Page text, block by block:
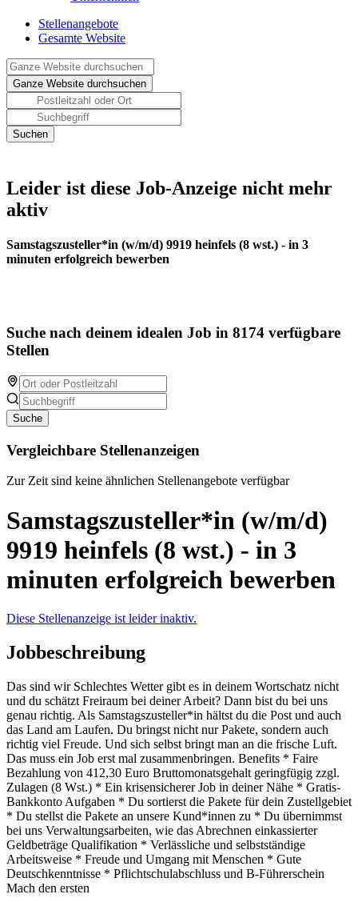
Stellenangebote
Gesamte Website
Leider ist diese Job-Anzeige nicht mehr
aktiv
Samstagszusteller*in (w/m/d) 9919 heinfels (8 wst.) - in 3
minuten erfolgreich bewerben
Suche nach deinem idealen Job in 8174 verfügbare
Stellen
Suche
Vergleichbare Stellenanzeigen
Zur Zeit sind keine ähnlichen Stellenangebote verfügbar
Samstagszusteller*in (w/m/d)
9919 heinfels (8 wst.) - in 3
minuten erfolgreich bewerben
Diese Stellenanzeige ist leider inaktiv.
Jobbeschreibung
Das sind wir Schlechtes Wetter gibt es in deinem Wortschatz nicht
und du schätzt Freiraum bei deiner Arbeit? Dann bist du bei uns
genau richtig. Als Samstagszusteller*in hältst du die Post und auch
das Land am Laufen. Du bringst nicht nur Pakete, sondern auch
richtig viel Freude. Und sich selbst bringt man an die frische Luft.
Das muss ein Job erst mal zusammenbringen. Benefits * Faire
Bezahlung von 412,30 Euro Bruttomonatsgehalt geringfügig zzgl.
Zulagen (8 Wst.) * Ein krisensicherer Job in deiner Nähe * Gratis-
Bankkonto Aufgaben * Du sortierst die Pakete für dein Zustellgebiet
* Du stellst die Pakete an unsere Kund*innen zu * Du übernimmst
bei uns Verwaltungsarbeiten, wie das Abrechnen einkassierter
Geldbeträge Qualifikation * Verlässliche und selbstständige
Arbeitsweise * Freude und Umgang mit Menschen * Gute
Deutschkenntnisse * Pflichtschulabschluss und B-Führerschein
Mach den ersten